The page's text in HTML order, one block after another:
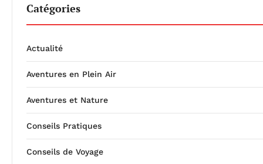
Catégories
Actualité
Aventures en Plein Air
Aventures et Nature
Conseils Pratiques
Conseils de Voyage